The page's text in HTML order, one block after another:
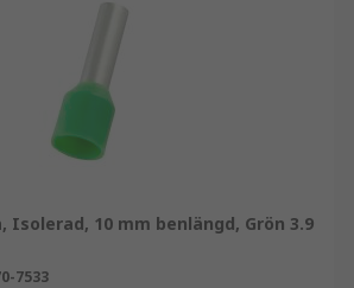
Isolerad, 10 mm benlängd, Grön 3.9
7533